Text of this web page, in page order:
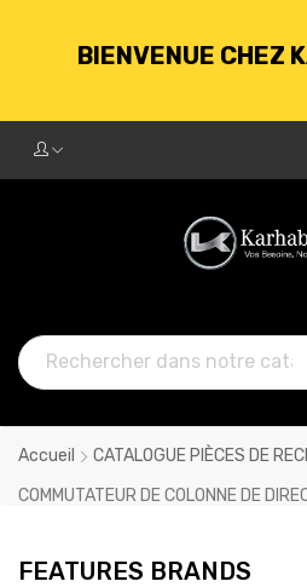
BIENVENUE CHEZ
250DT
Accueil CATALOGUE PIÈCES DE
COMMUTATEUR DE COLONNE DE
FEATURES BRANDS